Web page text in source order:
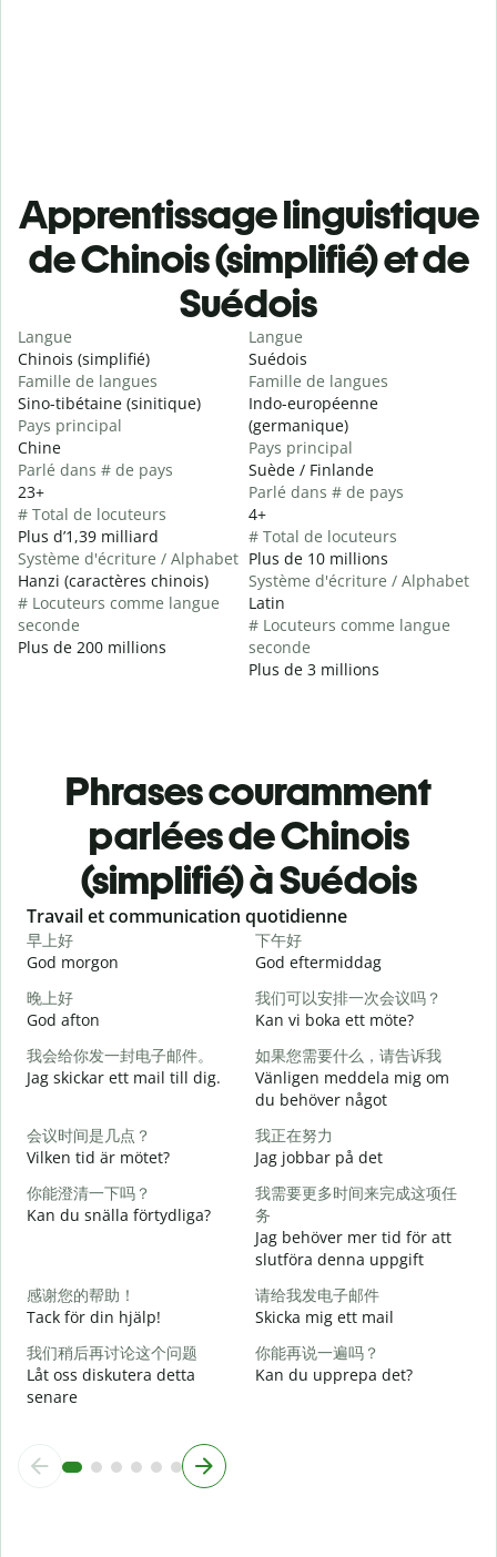
Apprentissage linguistique
de Chinois (simplifié) et de
Suédois
Langue
Chinois (simplifié)
Famille de langues
Sino-tibétaine (sinitique)
Pays principal
Chine
Parlé dans # de pays
23+
# Total de locuteurs
Plus d’1,39 milliard
Système d'écriture / Alphabet
Hanzi (caractères chinois)
# Locuteurs comme langue
seconde
Plus de 200 millions
Langue
Suédois
Famille de langues
Indo-européenne
(germanique)
Pays principal
Suède / Finlande
Parlé dans # de pays
4+
# Total de locuteurs
Plus de 10 millions
Système d'écriture / Alphabet
Latin
# Locuteurs comme langue
seconde
Plus de 3 millions
Phrases couramment
parlées de Chinois
(simplifié) à Suédois
Slide 1 of 6
Travail et communication quotidienne
早上好
God morgon
下午好
God eftermiddag
晚上好
God afton
我们可以安排一次会议吗？
Kan vi boka ett möte?
我会给你发一封电子邮件。
Jag skickar ett mail till dig.
如果您需要什么，请告诉我
Vänligen meddela mig om
du behöver något
会议时间是几点？
Vilken tid är mötet?
我正在努力
Jag jobbar på det
你能澄清一下吗？
Kan du snälla förtydliga?
我需要更多时间来完成这项任
务
Jag behöver mer tid för att
slutföra denna uppgift
感谢您的帮助！
Tack för din hjälp!
请给我发电子邮件
Skicka mig ett mail
我们稍后再讨论这个问题
Låt oss diskutera detta
senare
你能再说一遍吗？
Kan du upprepa det?